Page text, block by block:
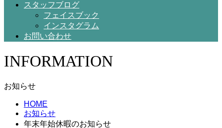
スタッフブログ
フェイスブック
インスタグラム
お問い合わせ
INFORMATION
お知らせ
HOME
お知らせ
年末年始休暇のお知らせ